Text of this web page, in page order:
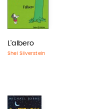
L'albero
Shel Silverstein